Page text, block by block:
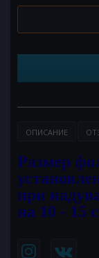
ОПИСАНИЕ
Размер
при
на 10 - 15